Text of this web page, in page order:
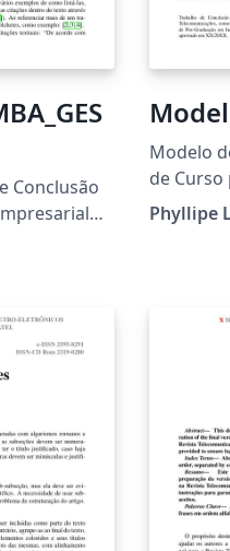
Conclusão
Modelo
de Curso
Indústria
Phyllipe